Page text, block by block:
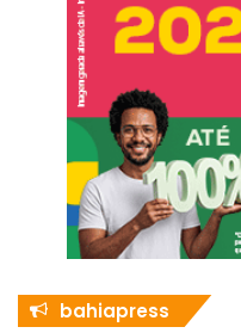
bahiapress